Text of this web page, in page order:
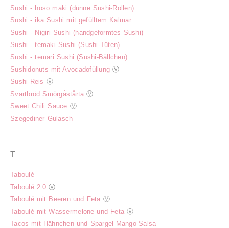
Sushi - hoso maki (dünne Sushi-Rollen)
Sushi - ika Sushi mit gefülltem Kalmar
Sushi - Nigiri Sushi (handgeformtes Sushi)
Sushi - temaki Sushi (Sushi-Tüten)
Sushi - temari Sushi (Sushi-Bällchen)
Sushidonuts mit Avocadofüllung ⓥ
Sushi-Reis ⓥ
Svartbröd Smörgåstårta ⓥ
Sweet Chili Sauce ⓥ
Szegediner Gulasch
T
Taboulé
Taboulé 2.0 ⓥ
Taboulé mit Beeren und Feta ⓥ
Taboulé mit Wassermelone und Feta ⓥ
Tacos mit Hähnchen und Spargel-Mango-Salsa